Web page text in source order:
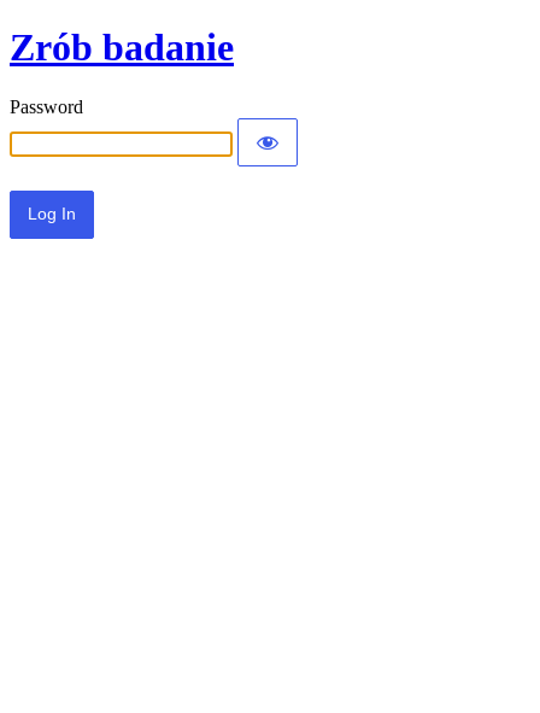
Zrób badanie
Password